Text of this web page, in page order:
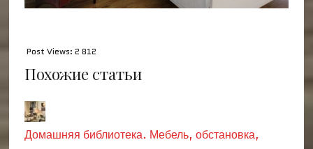
Post Views: 2 812
Похожие статьи
Домашняя библиотека. Мебель, обстановка,